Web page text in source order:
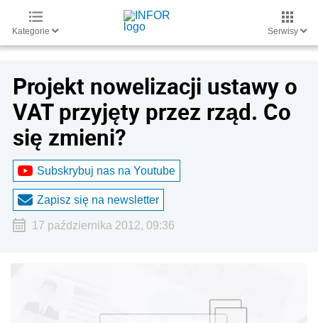
Kategorie Serwisy
Projekt nowelizacji ustawy o
VAT przyjęty przez rząd. Co
się zmieni?
Subskrybuj nas na Youtube
Zapisz się na newsletter
17 października 2012, 09:36